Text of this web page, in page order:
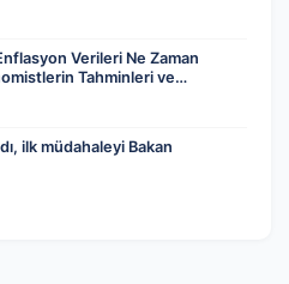
Verileri Ne Zaman
Tahminleri ve
ilk müdahaleyi Bakan